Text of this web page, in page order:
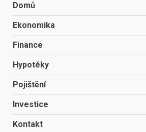
Domů
Ekonomika
Finance
Hypotéky
Pojištění
Investice
Kontakt